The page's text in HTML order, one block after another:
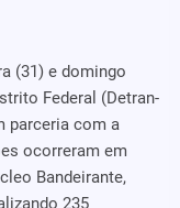
(31) e domingo
Federal (Detran-
parceria com a
ocorreram em
Bandeirante,
235